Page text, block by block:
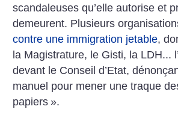
scandaleuses qu’elle autorise et
demeurent. Plusieurs
contre une immigration jetable,
la Magistrature, le Gisti, la LDH...
devant le Conseil d’Etat,
manuel pour mener une traque
papiers ».